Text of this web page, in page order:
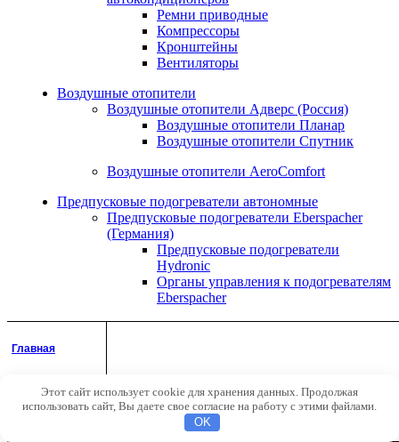
Главная
Аккаунт
Поиск
Ремни приводные
Компрессоры
Кронштейны
Вентиляторы
Воздушные отопители
Воздушные отопители Адверс (Россия)
Воздушные отопители Планар
Воздушные отопители Спутник
Воздушные отопители AeroComfort
Предпусковые подогреватели автономные
Предпусковые подогреватели Eberspacher
(Германия)
Предпусковые подогреватели
Hydronic
Органы управления к подогревателям
Eberspacher
Органы управления к подогревателям
Webasto
Предпусковые подогреватели Адверс (Россия)
Этот сайт использует cookie для хранения данных. Продолжая
использовать сайт, Вы даете свое согласие на работу с этими файлами.
OK